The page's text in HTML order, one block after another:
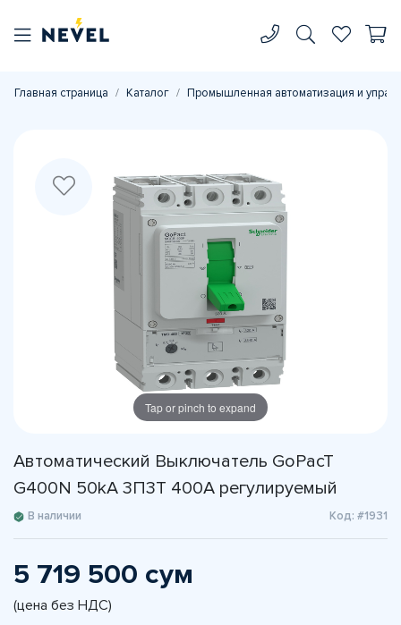
Главная страница Каталог Промышленная автоматизация и
Tap or pinch to expand
Автоматический Выключатель GoPacT
G400N 50kA 3П3Т 400А регулируемый
В наличии Код: #1931
5 719 500 сум
(цена без НДС)